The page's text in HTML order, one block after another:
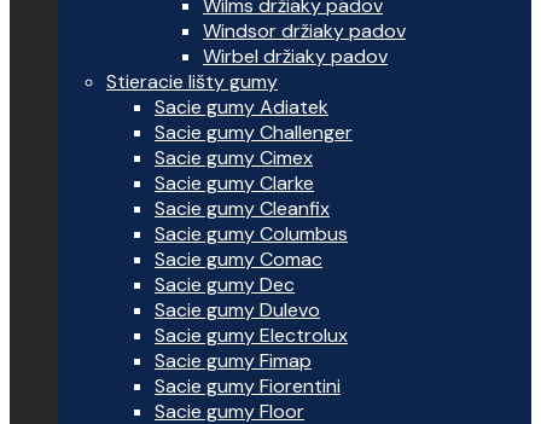
Wilms držiaky padov
Windsor držiaky padov
Wirbel držiaky padov
Stieracie lišty gumy
Sacie gumy Adiatek
Sacie gumy Challenger
Sacie gumy Cimex
Sacie gumy Clarke
Sacie gumy Cleanfix
Sacie gumy Columbus
Sacie gumy Comac
Sacie gumy Dec
Sacie gumy Dulevo
Sacie gumy Electrolux
Sacie gumy Fimap
Sacie gumy Fiorentini
Sacie gumy Floor